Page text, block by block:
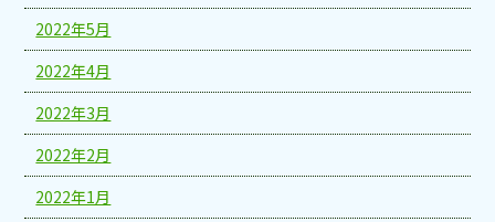
2022年5月
2022年4月
2022年3月
2022年2月
2022年1月